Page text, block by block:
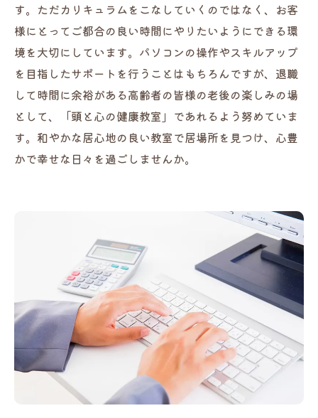
す。ただカリキュラムをこなしていくのではなく、お客
様にとってご都合の良い時間にやりたいようにできる環
境を大切にしています。パソコンの操作やスキルアップ
を目指したサポートを行うことはもちろんですが、退職
して時間に余裕がある高齢者の皆様の老後の楽しみの場
として、「頭と心の健康教室」であれるよう努めていま
す。和やかな居心地の良い教室で居場所を見つけ、心豊
かで幸せな日々を過ごしませんか。